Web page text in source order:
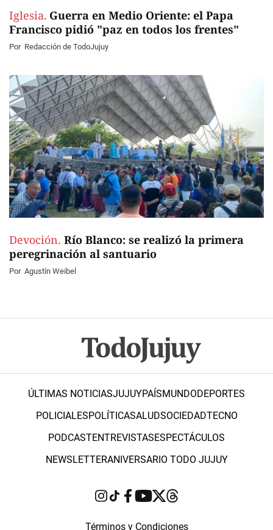
Iglesia. Guerra en Medio Oriente: el Papa
Francisco pidió "paz en todos los frentes"
Por Redacción de TodoJujuy
Devoción. Río Blanco: se realizó la primera
peregrinación al santuario
Por Agustín Weibel
ÚLTIMAS NOTICIASJUJUYPAÍSMUNDODEPORTES
POLICIALESPOLÍTICASALUDSOCIEDADTECNO
PODCASTENTREVISTASESPECTÁCULOS
NEWSLETTERANIVERSARIO TODO JUJUY
Términos y Condiciones